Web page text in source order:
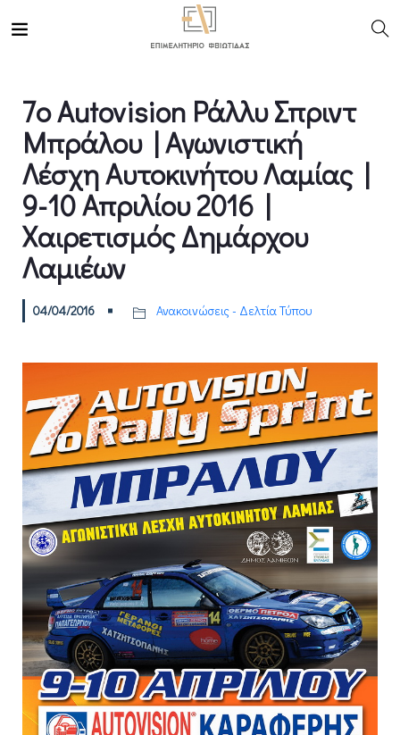
7ο Autovision Ράλλυ Σπριντ
Μπράλου | Αγωνιστική
Λέσχη Αυτοκινήτου Λαμίας |
9-10 Απριλίου 2016 |
Χαιρετισμός Δημάρχου
Λαμιέων
04/04/2016 Ανακοινώσεις - Δελτία Τύπου